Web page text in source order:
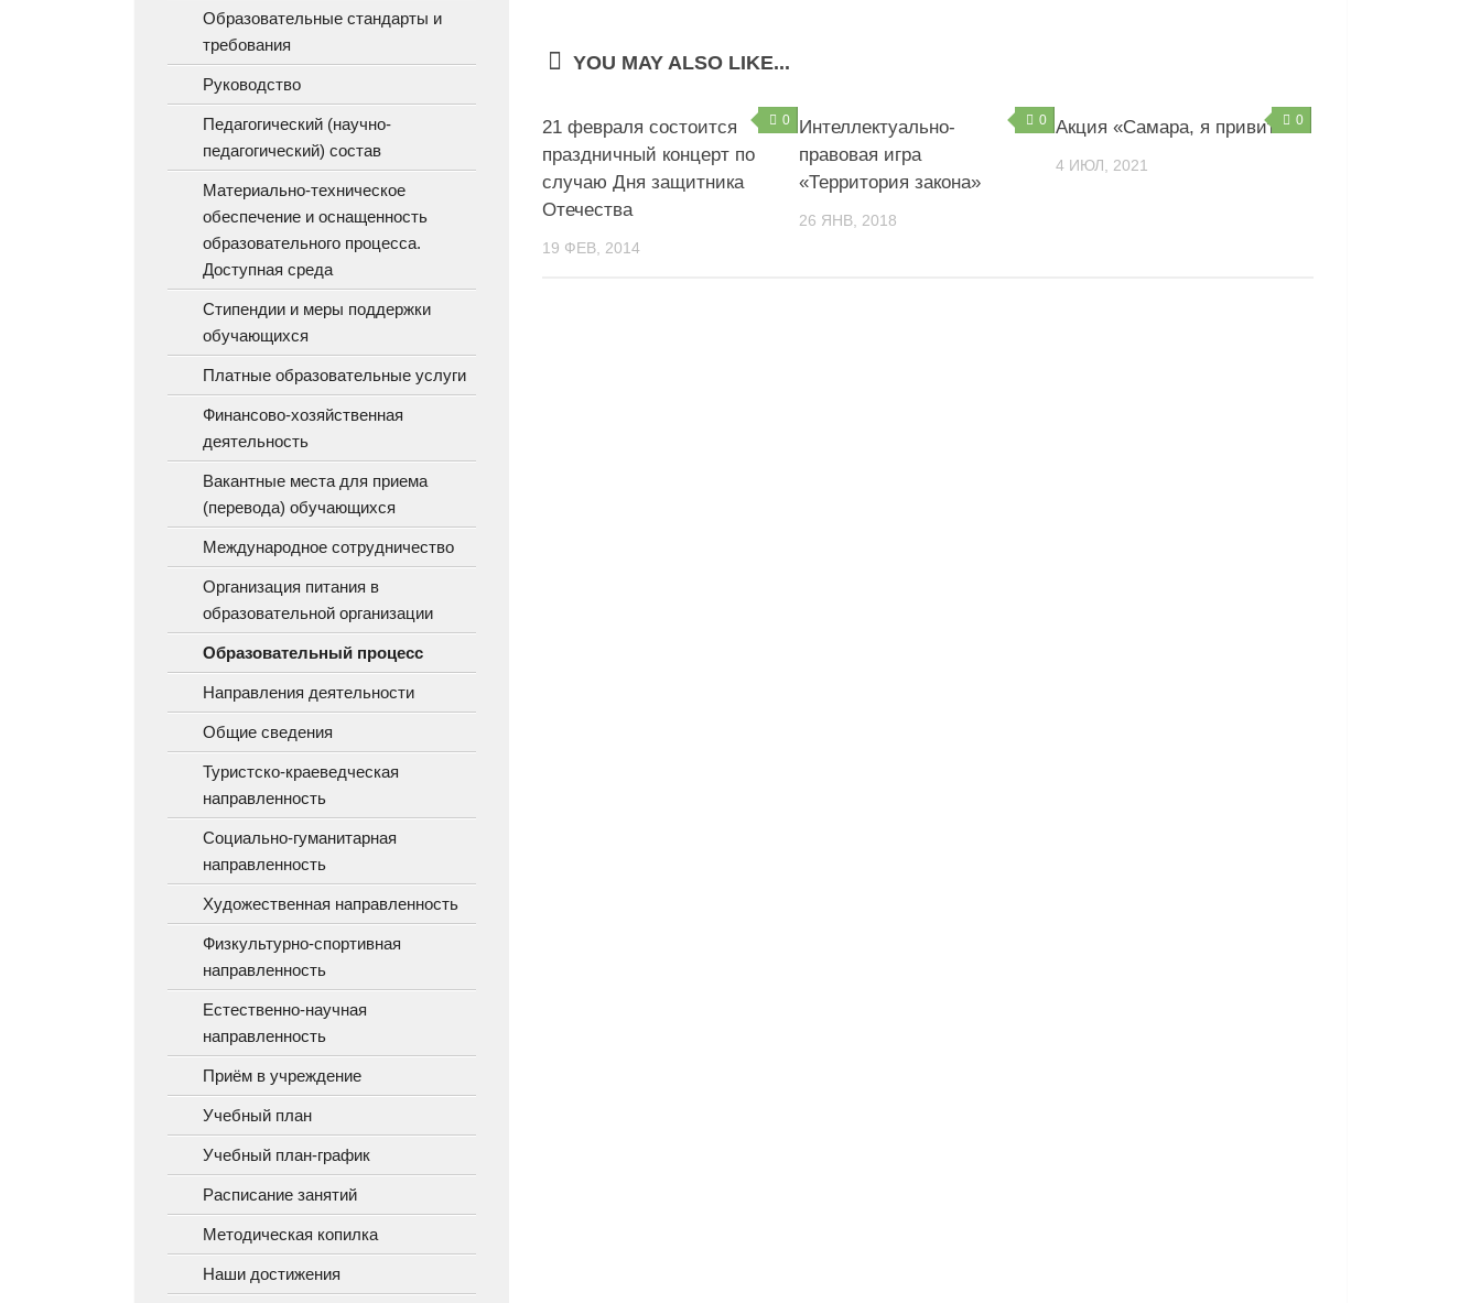
YOU MAY ALSO LIKE...
0
21 февраля состоится
праздничный концерт по
случаю Дня защитника
Отечества
19 ФЕВ, 2014
0
Интеллектуально-
правовая игра
«Территория закона»
26 ЯНВ, 2018
0
Акция «Самара, я привит»
4 ИЮЛ, 2021
Образовательные стандарты и
требования
Руководство
Педагогический (научно-
педагогический) состав
Материально-техническое
обеспечение и оснащенность
образовательного процесса.
Доступная среда
Стипендии и меры поддержки
обучающихся
Платные образовательные услуги
Финансово-хозяйственная
деятельность
Вакантные места для приема
(перевода) обучающихся
Международное сотрудничество
Организация питания в
образовательной организации
Образовательный процесс
Направления деятельности
Общие сведения
Туристско-краеведческая
направленность
Социально-гуманитарная
направленность
Художественная направленность
Физкультурно-спортивная
направленность
Естественно-научная
направленность
Приём в учреждение
Учебный план
Учебный план-график
Расписание занятий
Методическая копилка
Наши достижения